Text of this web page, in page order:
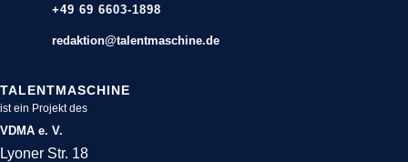
+49 69 6603-1898
redaktion@talentmaschine.de
TALENTMASCHINE
ist ein Projekt des
VDMA e. V.
Lyoner Str. 18